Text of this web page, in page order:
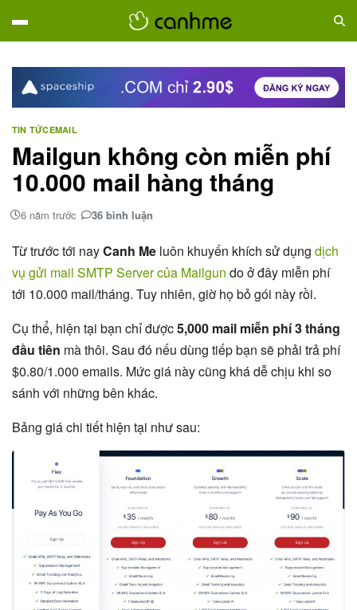
TIN TỨCEMAIL
Mailgun không còn miễn phí
10.000 mail hàng tháng
6 năm trước 36 bình luận
Từ trước tới nayCanh Meluôn khuyến khích sử dụng dịch
vụ gửi mail SMTP Server của Mailgun do ở đây miễn phí
tới 10.000 mail/tháng. Tuy nhiên, giờ họ bỏ gói này rồi.
Cụ thể, hiện tại bạn chỉ được5,000 mail miễn phí 3 tháng
đầu tiên mà thôi. Sau đó nếu dùng tiếp bạn sẽ phải trả phí
$0.80/1.000 emails. Mức giá này cũng khá dễ chịu khi so
sánh với những bên khác.
Bảng giá chi tiết hiện tại như sau: